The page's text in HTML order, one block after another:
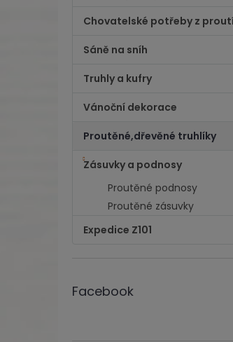
Chovatelské potřeby z
Sáně na sníh
Truhly a kufry
Vánoční dekorace
Proutěné,dřevěné truhlíky
Zásuvky a podnosy
Proutěné podnosy
Proutěné zásuvky
Expedice Z101
Facebook